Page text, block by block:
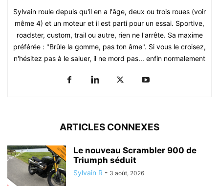
Sylvain roule depuis qu'il en a l'âge, deux ou trois roues (voir
même 4) et un moteur et il est parti pour un essai. Sportive,
roadster, custom, trail ou autre, rien ne l'arrête. Sa maxime
préférée : "Brûle la gomme, pas ton âme". Si vous le croisez,
n'hésitez pas à le saluer, il ne mord pas... enfin normalement
ARTICLES CONNEXES
Le nouveau Scrambler 900 de
Triumph séduit
Sylvain R - 3 août, 2026